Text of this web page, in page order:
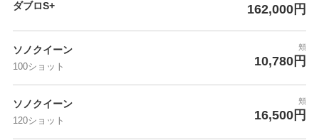
ダブロS+ 162,000円
ソノクイーン
100ショット
頬
10,780円
ソノクイーン
120ショット
頬
16,500円